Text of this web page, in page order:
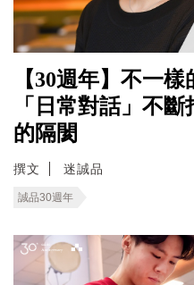
【30週年】不一
「日常對話」不
的隔閡
撰文 迷誠品
誠品30週年